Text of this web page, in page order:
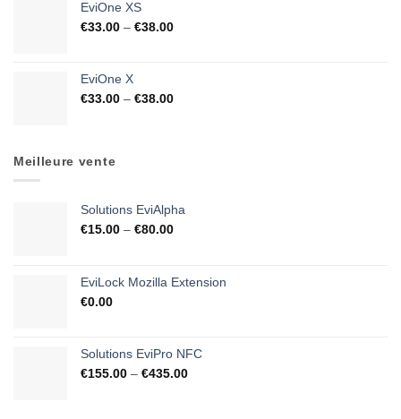
EviOne XS
€33.00 – €38.00
EviOne X
€33.00 – €38.00
Meilleure vente
Solutions EviAlpha
€15.00 – €80.00
EviLock Mozilla Extension
€0.00
Solutions EviPro NFC
€155.00 – €435.00